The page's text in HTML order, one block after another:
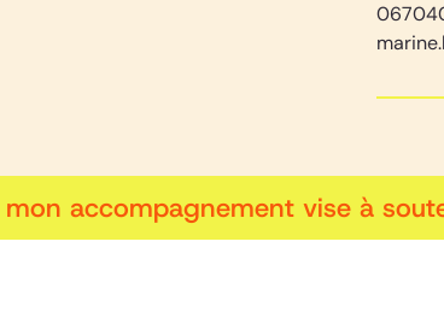
mon accompagnement vise à